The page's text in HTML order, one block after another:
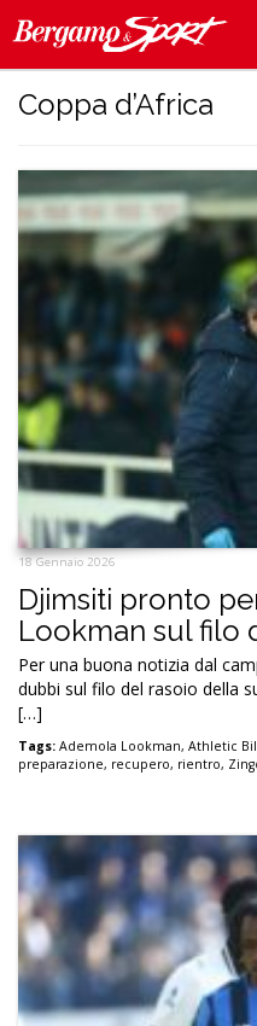
Coppa d’Africa
18 Gennaio 2026
Djimsiti pronto
Lookman sul filo
Per una buona notizia dal
dubbi sul filo del rasoio della
[…]
Tags: Ademola Lookman, Athletic
preparazione, recupero, rientro,